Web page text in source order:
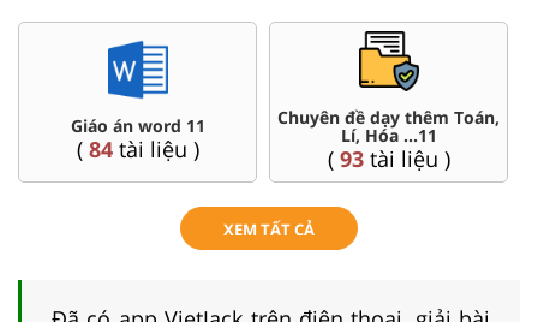
Giáo án word 11
( 84tài liệu )
Chuyên đề dạy thêm Toán,
Lí, Hóa ...11
( 93tài liệu )
XEM TẤT CẢ